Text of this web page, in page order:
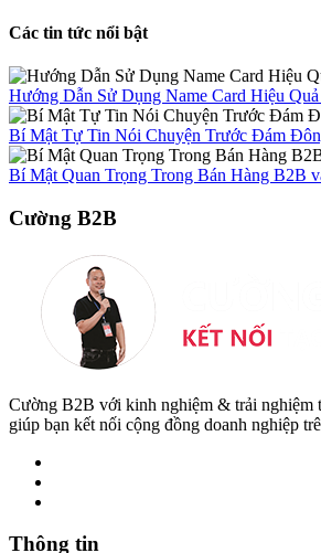
Các tin tức nổi bật
Hướng Dẫn Sử Dụng Name Card Hiệu
Bí Mật Tự Tin Nói Chuyện Trước Đám
Bí Mật Quan Trọng Trong Bán Hàng B2B
Cường B2B
Cường B2B với kinh nghiệm & trải nghiệm
giúp bạn kết nối cộng đồng doanh nghiệp
Thông tin